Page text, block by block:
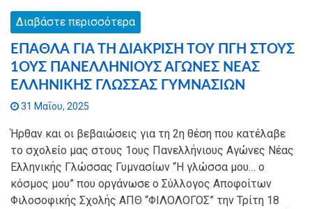
Διαβάστε περισσότερα
ΕΠΑΘΛΑ ΓΙΑ ΤΗ ΔΙΑΚΡΙΣΗ ΤΟΥ ΠΓΗ ΣΤΟΥΣ
1ΟΥΣ ΠΑΝΕΛΛΗΝΙΟΥΣ ΑΓΩΝΕΣ ΝΕΑΣ
ΕΛΛΗΝΙΚΗΣ ΓΛΩΣΣΑΣ ΓΥΜΝΑΣΙΩΝ
31 Μαΐου, 2025
Ήρθαν και οι βεβαιώσεις για τη 2η θέση που κατέλαβε
το σχολείο μας στους 1ους Πανελλήνιους Αγώνες Νέας
Ελληνικής Γλώσσας Γυμνασίων “Η γλώσσα μου… ο
κόσμος μου” που οργάνωσε ο Σύλλογος Αποφοίτων
Φιλοσοφικής Σχολής ΑΠΘ “ΦΙΛΟΛΟΓΟΣ” την Τρίτη 18